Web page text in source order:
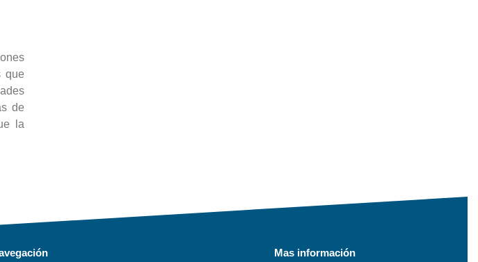
que
de
la
Mas información